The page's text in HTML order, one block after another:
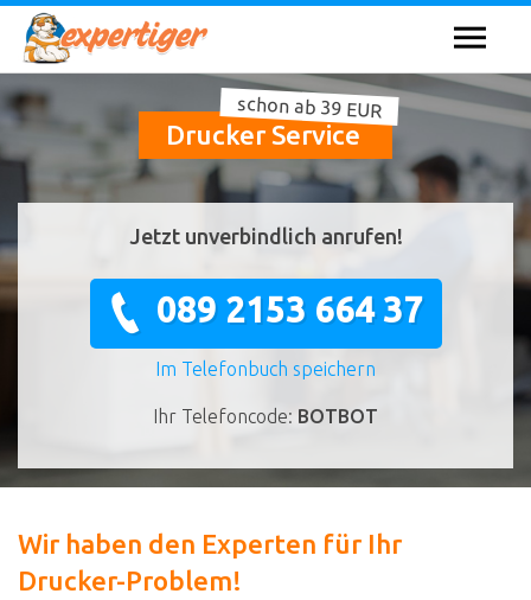
Drucker Service
schon ab 39 EUR
Jetzt unverbindlich anrufen!
089 2153 664 37
Im Telefonbuch speichern
Ihr Telefoncode: BOTBOT
Wir haben den Experten für Ihr
Drucker-Problem!